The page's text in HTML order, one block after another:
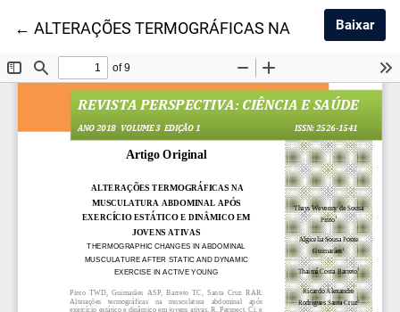
←Voltar aos Detalhes do Artigo
ALTERAÇÕES TERMOGRÁFICAS NA Baixar